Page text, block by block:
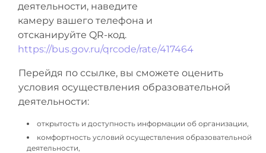
деятельности, наведите
камеру вашего телефона и
отсканируйте QR-код.
https://bus.gov.ru/qrcode/rate/417464
Перейдя по ссылке, вы сможете оценить
условия осуществления образовательной
деятельности:
открытость и доступность информации об организации,
комфортность условий осуществления образовательной
деятельности,